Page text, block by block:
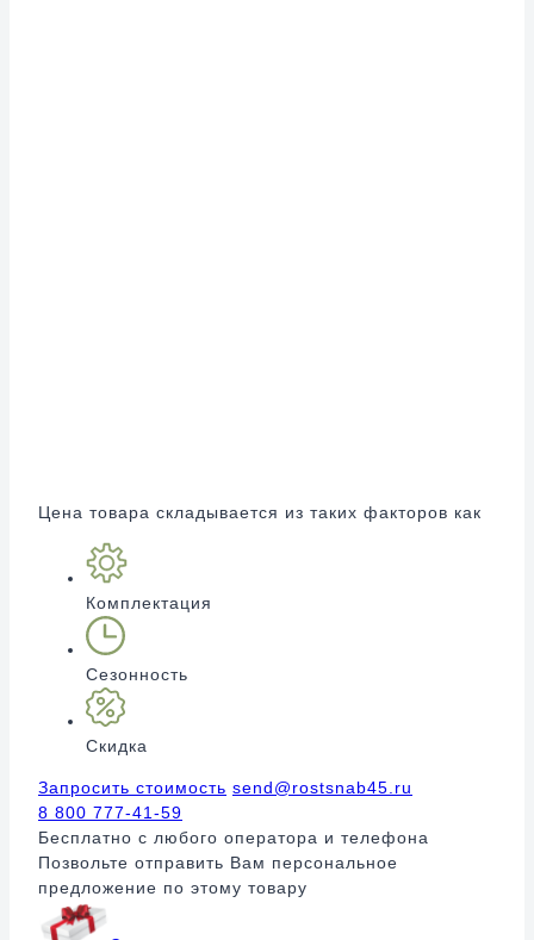
Цена товара складывается из таких факторов как
Комплектация
Сезонность
Скидка
Запросить стоимость send@rostsnab45.ru
8 800 777-41-59
Бесплатно с любого оператора и телефона
Позвольте отправить Вам персональное
предложение по этому товару